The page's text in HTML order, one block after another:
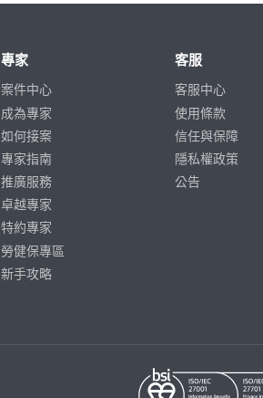
專家
案件中心
成為專家
如何接案
專家指南
推廣服務
卓越專家
特約專家
勞健保專區
新手攻略
客服
客服中心
使用條款
信任與保障
隱私權政策
公告